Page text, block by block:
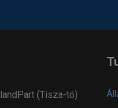
(Tisza-tó)